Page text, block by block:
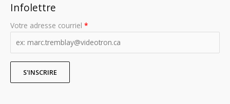
Infolettre
Votre adresse courriel *